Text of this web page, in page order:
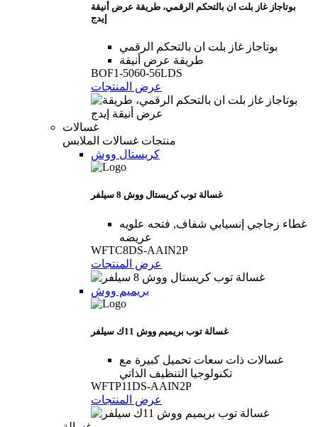
بوتاجاز غاز بلت ان بالتحكم الرقمي، طريقة عرض أنيقة
إيدج
بوتاجاز غاز بلت ان بالتحكم الرقمي
طريقة عرض أنيقة
BOF1-5060-56LDS
عرض المنتجات
غسالات
منتجات غسالات الملابس
كريستال ووش
غسالة توب كريستال ووش 8 سيلفر
غطاء زجاجي إنسيابي شفاف, فتحه علويه
عريضه
WFTC8DS-AAIN2P
عرض المنتجات
بريميم ووش
غسالة توب بريميم ووش 11ك سيلفر
غسالات ذات سعات تحميل كبيرة مع
تكنولوجيا التنظيف الذاتي
WFTP11DS-AAIN2P
عرض المنتجات